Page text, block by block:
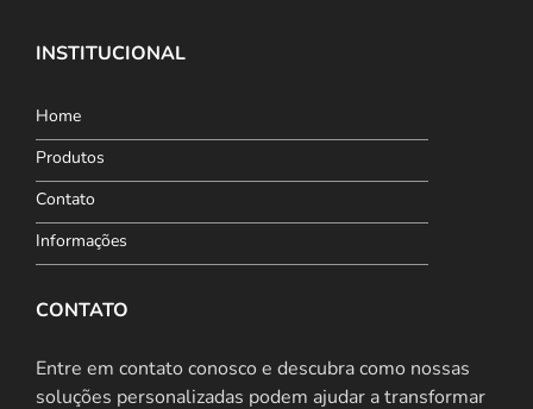
INSTITUCIONAL
Home
Produtos
Contato
Informações
CONTATO
Entre em contato conosco e descubra como nossas
soluções personalizadas podem ajudar a transformar